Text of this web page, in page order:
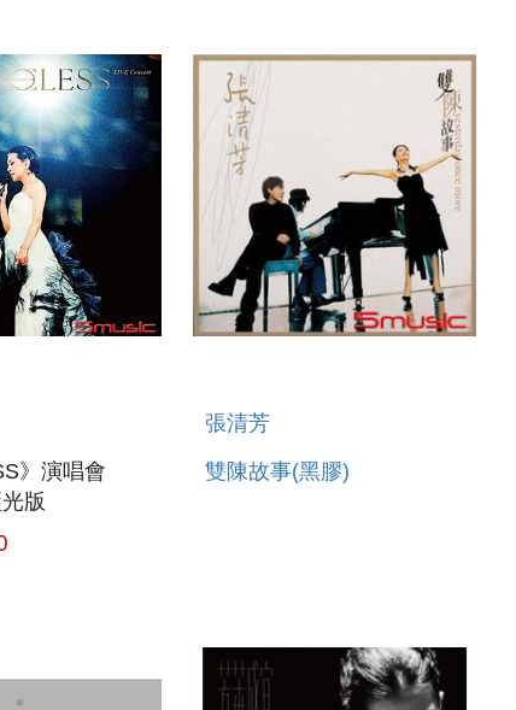
》演唱會
版
張清芳
雙陳故事(黑膠)